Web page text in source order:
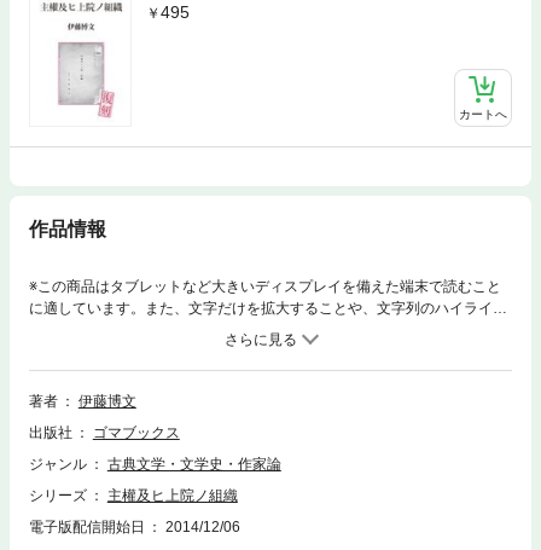
495
カートへ
作品情報
※この商品はタブレットなど大きいディスプレイを備えた端末で読むこと
に適しています。また、文字だけを拡大することや、文字列のハイライ
ト、検索、辞書の参照、引用などの機能が使用できません。初代内閣総理
大臣、伊藤博文。彼はアジアで初めて憲法に基づいた政治を行い、議会政
治家としての評価も高い。「主權及ヒ上院ノ組織」は伊藤博文が憲法政治
を行うに際し、華族に向け上院とはどうあるべきかを述べたものである。
著者
伊藤博文
出版社
ゴマブックス
ジャンル
古典文学・文学史・作家論
シリーズ
主權及ヒ上院ノ組織
電子版配信開始日
2014/12/06